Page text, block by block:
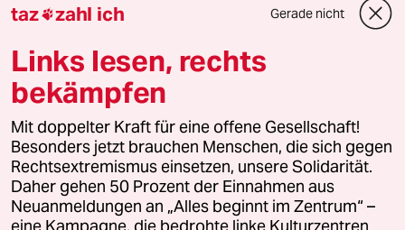
Downloads für Abonnierende
© 2026 taz Verlags und Vertriebs GmbH
Alle Rechte vorbehalten. Bei rechtlichen Fragen oder für Genehmigungen
wenden Sie sich bitte an
lizenzen@taz.de
Feedback Redaktionsstatut Kommune-Richtlinien
taz zahl ich Gerade nicht
Links lesen, rechts
bekämpfen
Mit doppelter Kraft für eine offene Gesellschaft!
Besonders jetzt brauchen Menschen, die sich gegen
Rechtsextremismus einsetzen, unsere Solidarität.
Daher gehen 50 Prozent der Einnahmen aus
Neuanmeldungen an „Alles beginnt im Zentrum“ –